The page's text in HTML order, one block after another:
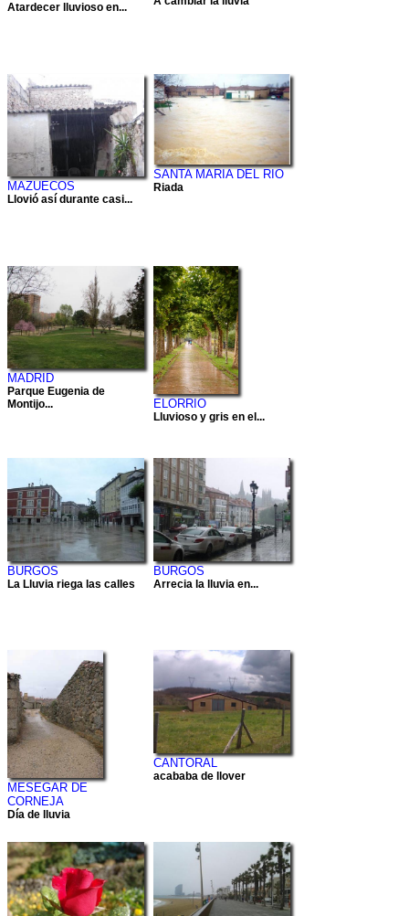
Atardecer lluvioso en...
MAZUECOS
Llovió así durante casi...
SANTA MARIA DEL RIO
Riada
MADRID
Parque Eugenia de
Montijo...
ELORRIO
Lluvioso y gris en el...
BURGOS
La Lluvia riega las calles
BURGOS
Arrecia la lluvia en...
MESEGAR DE
CORNEJA
Día de lluvia
CANTORAL
acababa de llover